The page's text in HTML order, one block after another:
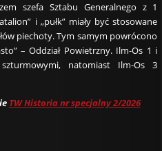
szefa Sztabu Generalnego z 1
i „pułk” miały być stosowane
piechoty. Tym samym powrócono
– Oddział Powietrzny. Ilm-Os 1 i
natomiast Ilm-Os 3
TW Historia nr specjalny 2/2026